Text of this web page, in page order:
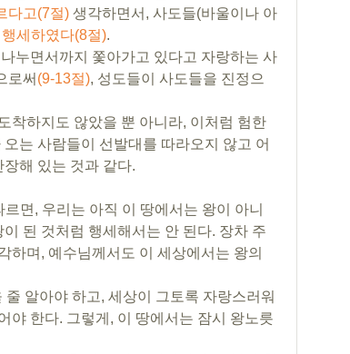
다고(7절) 생각하면서, 사도들(바울이나 아
세하였다(8절).
누면서까지 쫓아가고 있다고 자랑하는 사
로써 (9-13절), 성도들이 사도들을 진정으
착하지도 않았을 뿐 아니라, 이처럼 험한
는 사람들이 선발대를 따라오지 않고 어
해 있는 것과 같다.
르면, 우리는 아직 이 땅에서는 왕이 아니
된 것처럼 행세해서는 안 된다. 장차 주
하며, 예수님께서도 이 세상에서는 왕의
줄 알아야 하고, 세상이 그토록 자랑스러워
야 한다. 그렇게, 이 땅에서는 잠시 왕노릇